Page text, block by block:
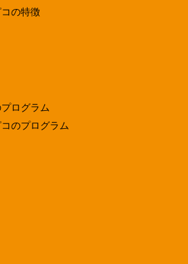
の特徴
ログラム
のプログラム